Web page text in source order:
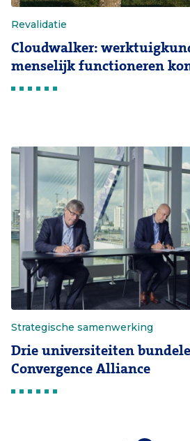
Revalidatie
Cloudwalker:
menselijk functioneren
Strategische samenwerking
Drie universiteiten
Convergence Alliance